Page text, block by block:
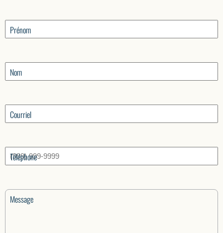
Prénom
Nom
Courriel
Téléphone
Message